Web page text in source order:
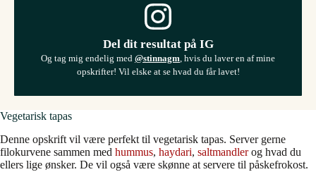
Del dit resultat på IG
Og tag mig endelig med @stinnagm, hvis du laver en af mine
opskrifter! Vil elske at se hvad du får lavet!
Vegetarisk tapas
Denne opskrift vil være perfekt til vegetarisk tapas. Server gerne
filokurvene sammen med hummus, haydari, saltmandlerog hvad du
ellers lige ønsker. De vil også være skønne at servere til påskefrokost.